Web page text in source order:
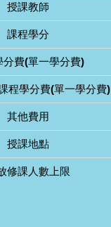
授課教師
課程學分
分費(單一學分費)
程學分費(單一學分費)
其他費用
授課地點
修課人數上限